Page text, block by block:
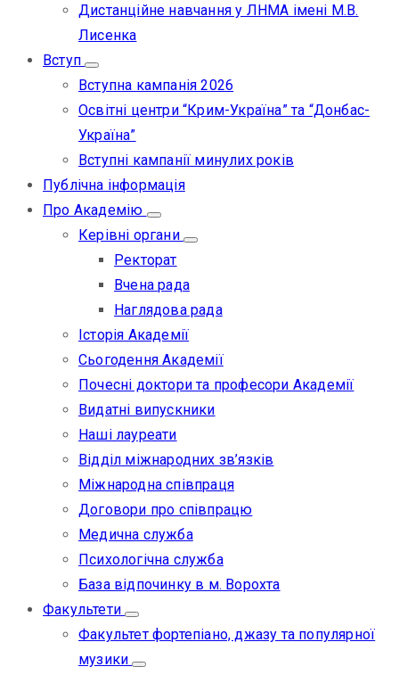
Дистанційне навчання у ЛНМА імені М.В.
Лисенка
Вступ
Вступна кампанія 2026
Освітні центри “Крим-Україна” та “Донбас-
Україна”
Вступні кампанії минулих років
Публічна інформація
Про Академію
Керівні органи
Ректорат
Вчена рада
Наглядова рада
Історія Академії
Сьогодення Академії
Почесні доктори та професори Академії
Видатні випускники
Наші лауреати
Відділ міжнародних зв’язків
Міжнародна співпраця
Договори про співпрацю
Медична служба
Психологічна служба
База відпочинку в м. Ворохта
Факультети
Факультет фортепіано, джазу та популярної
музики